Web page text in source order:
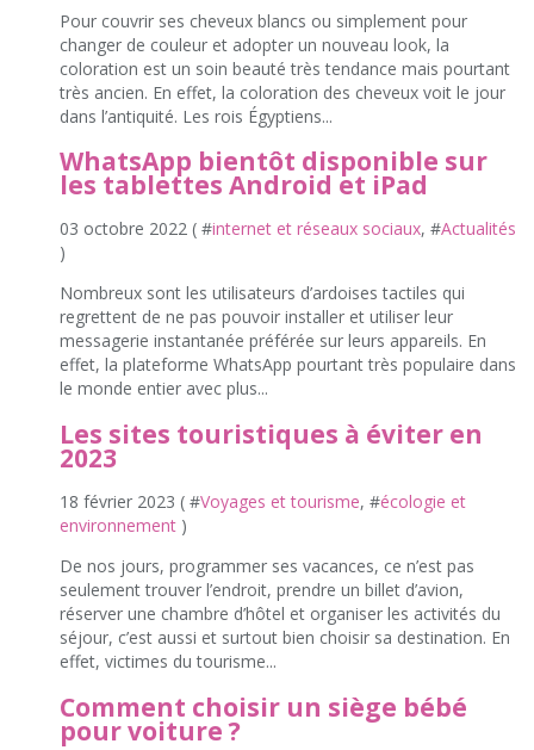
Pour couvrir ses cheveux blancs ou simplement pour
changer de couleur et adopter un nouveau look, la
coloration est un soin beauté très tendance mais pourtant
très ancien. En effet, la coloration des cheveux voit le jour
dans l’antiquité. Les rois Égyptiens...
WhatsApp bientôt disponible sur
les tablettes Android et iPad
03 octobre 2022 ( #internet et réseaux sociaux, #Actualités
)
Nombreux sont les utilisateurs d’ardoises tactiles qui
regrettent de ne pas pouvoir installer et utiliser leur
messagerie instantanée préférée sur leurs appareils. En
effet, la plateforme WhatsApp pourtant très populaire dans
le monde entier avec plus...
Les sites touristiques à éviter en
2023
18 février 2023 ( #Voyages et tourisme, #écologie et
environnement )
De nos jours, programmer ses vacances, ce n’est pas
seulement trouver l’endroit, prendre un billet d’avion,
réserver une chambre d’hôtel et organiser les activités du
séjour, c’est aussi et surtout bien choisir sa destination. En
effet, victimes du tourisme...
Comment choisir un siège bébé
pour voiture ?